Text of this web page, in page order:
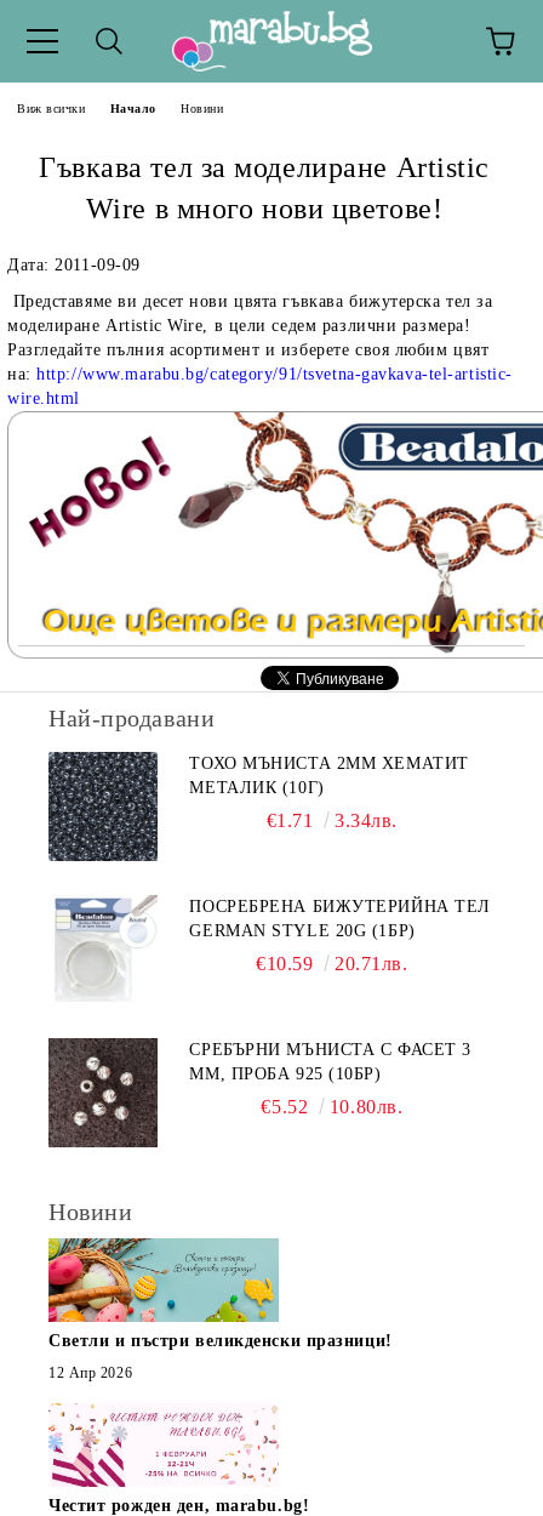
Виж всички Начало Новини
Гъвкава тел за моделиране Artistic
Wire в много нови цветове!
Дата: 2011-09-09
Представяме ви десет нови цвята гъвкава бижутерска тел за
моделиране Artistic Wire, в цели седем различни размера!
Разгледайте пълния асортимент и изберете своя любим цвят
на:http://www.marabu.bg/category/91/tsvetna-gavkava-tel-artistic-
wire.html
Най-продавани
ТОХО МЪНИСТА 2ММ ХЕМАТИТ
МЕТАЛИК (10Г)
€1.71 3.34лв.
ПОСРЕБРЕНА БИЖУТЕРИЙНА ТЕЛ
GERMAN STYLE 20G (1БР)
€10.59 20.71лв.
СРЕБЪРНИ МЪНИСТА С ФАСЕТ 3
ММ, ПРОБА 925 (10БР)
€5.52 10.80лв.
Новини
Светли и пъстри великденски празници!
12 Апр 2026
Честит рожден ден, marabu.bg!